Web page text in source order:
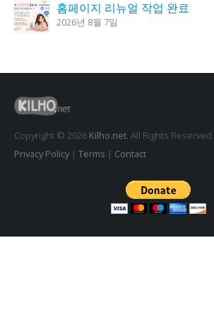
홈페이지 리뉴얼 작업 완료
2026년 8월 7일
시크릿DNS 3.9.3 업데이트
2026년 7월 30일
Copyright © 2026 Kilho.net. All Rights Reserved.
Privacy Policy| Terms | Contact